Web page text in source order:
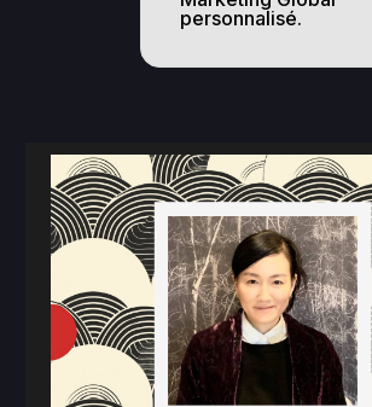
personnalisé.